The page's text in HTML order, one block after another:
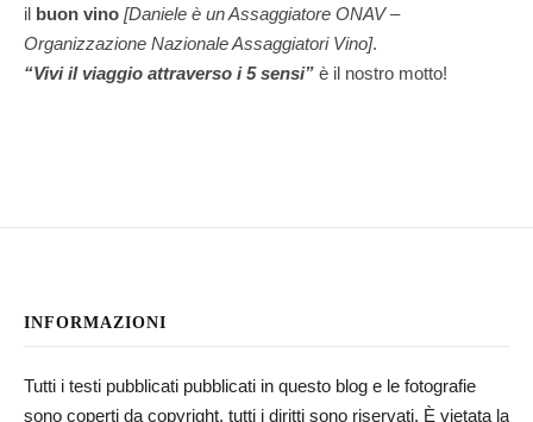
il buon vino [Daniele è un Assaggiatore ONAV –
Organizzazione Nazionale Assaggiatori Vino].
“Vivi il viaggio attraverso i 5 sensi” è il nostro motto!
INFORMAZIONI
Tutti i testi pubblicati pubblicati in questo blog e le fotografie
sono coperti da copyright, tutti i diritti sono riservati. È vietata la